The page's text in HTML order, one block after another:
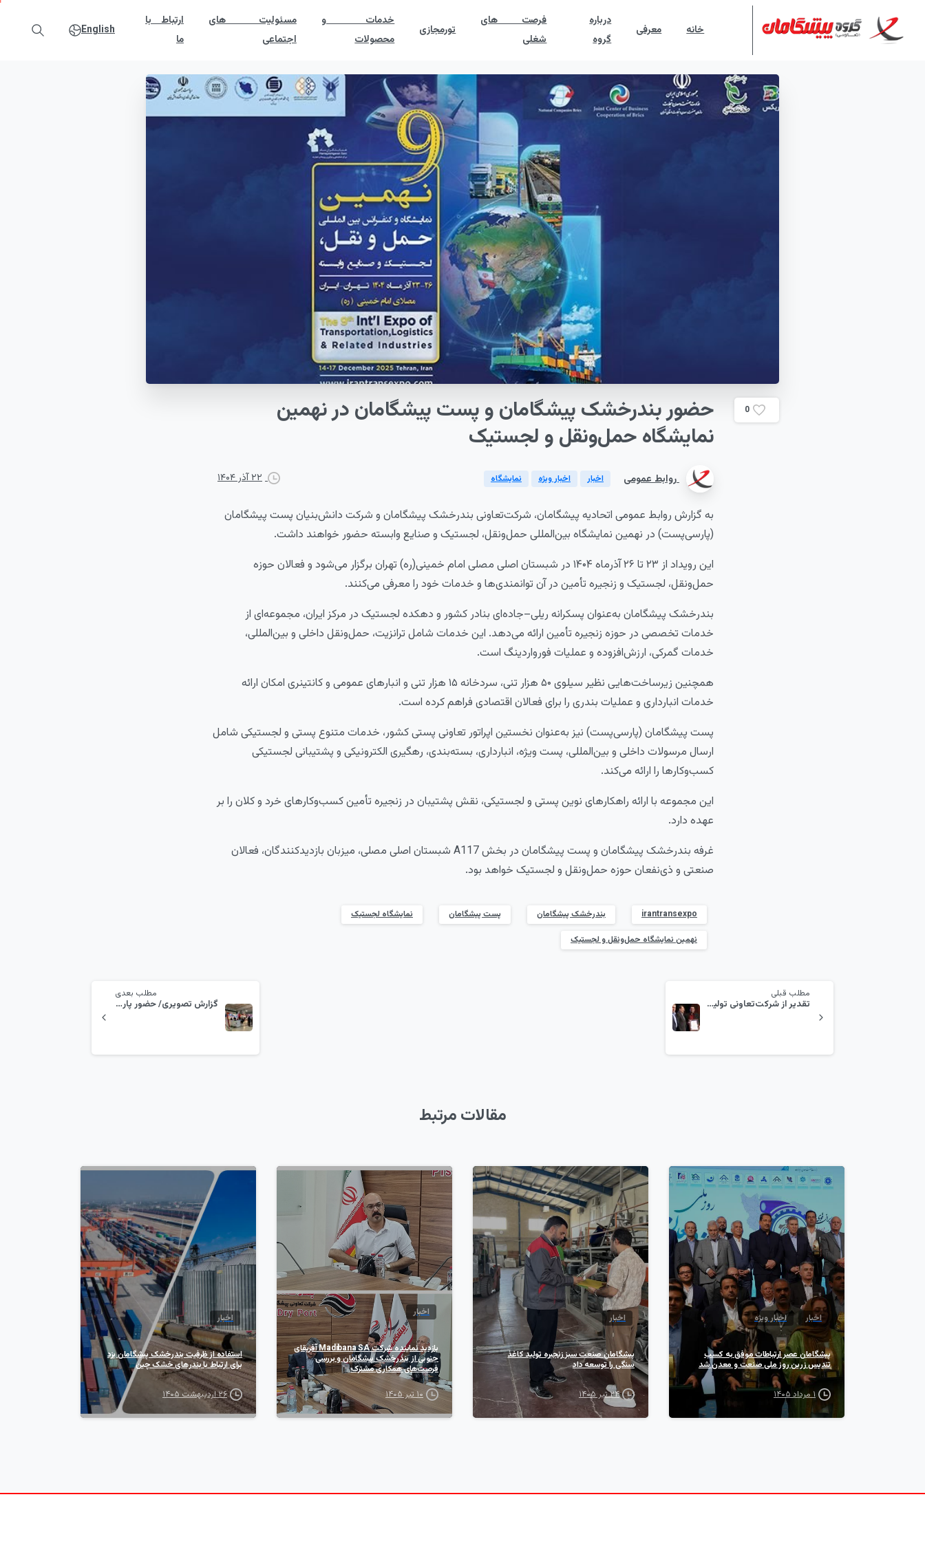
خانه معرفی
درباره
گروه
فرصت های
شغلی
تورمجازی
خدمات و
محصولات
مسئولیت های
اجتماعی
ارتباط با
ما
English
0 حضوربندرخشکپیشگامانوپستپیشگاماندرنهمین
نمایشگاهحمل‌ونقلو لجستیک
روابط عمومی اخبار اخبار ویژه نمایشگاه ۲۲ آذر ۱۴۰۴
به گزارش روابط‌ عمومی اتحادیه پیشگامان، شرکت‌تعاونی بندرخشک پیشگامان و شرکت دانش‌بنیان پست پیشگامان
(پارسی‌پست) در نهمین نمایشگاه بین‌المللی حمل‌ونقل، لجستیک و صنایع وابسته حضور خواهند داشت.
این رویداد از ۲۳ تا ۲۶ آذرماه ۱۴۰۴ در شبستان اصلی مصلی امام خمینی(ره) تهران برگزار می‌شود و فعالان حوزه
حمل‌ونقل، لجستیک و زنجیره تأمین در آن توانمندی‌ها و خدمات خود را معرفی می‌کنند.
بندرخشک پیشگامان به‌عنوان پسکرانه ریلی–جاده‌ای بنادر کشور و دهکده لجستیک در مرکز ایران، مجموعه‌ای از
خدمات تخصصی در حوزه زنجیره تأمین ارائه می‌دهد. این خدمات شامل ترانزیت، حمل‌ونقل داخلی و بین‌المللی،
خدمات گمرکی، ارزش‌افزوده و عملیات فورواردینگ است.
همچنین زیرساخت‌هایی نظیر سیلوی ۵۰ هزار تنی، سردخانه ۱۵ هزار تنی و انبارهای عمومی و کانتینری امکان ارائه
خدمات انبارداری و عملیات بندری را برای فعالان اقتصادی فراهم کرده است.
پست پیشگامان (پارسی‌پست) نیز به‌عنوان نخستین اپراتور تعاونی پستی کشور، خدمات متنوع پستی و لجستیکی شامل
ارسال مرسولات داخلی و بین‌المللی، پست ویژه، انبارداری، بسته‌بندی، رهگیری الکترونیکی و پشتیبانی لجستیکی
کسب‌وکارها را ارائه می‌کند.
این مجموعه با ارائه راهکارهای نوین پستی و لجستیکی، نقش پشتیبان در زنجیره تأمین کسب‌وکارهای خرد و کلان را بر
عهده دارد.
غرفه بندرخشک پیشگامان و پست پیشگامان در بخش A117 شبستان اصلی مصلی، میزبان بازدیدکنندگان، فعالان
صنعتی و ذی‌نفعان حوزه حمل‌ونقل و لجستیک خواهد بود.
irantransexpo بندرخشک پیشگامان پست پیشگامان نمایشگاه لجستیک
نهمین نمایشگاه حمل‌ونقل و لجستیک
مطلب قبلی
تقدیر از شرکت‌تعاونی تولیدی پیشگامان عصر ارتباطات در همایش ملی SME100
مطلب بعدی
گزارش تصویری/ حضور پارسی پست و بندرخشک پیشگامان در نهمین نمایشگاه حمل‌ونقل و لجستیک
مقالات مرتبط
1
اخبار اخبار ویژه
پیشگامان عصر ارتباطات موفق به کسب
تندیس زرین روز ملی صنعت و معدن شد
۱ مرداد ۱۴۰۵
7
اخبار
پیشگامان صنعت سبز زنجیره تولید کاغذ
سنگی را توسعه داد
۲۴ تیر ۱۴۰۵
اخبار
بازدید نماینده شرکت Madibana SA آفریقای
جنوبی از بندرخشک پیشگامان و بررسی
فرصت‌های همکاری مشترک
۱۰ تیر ۱۴۰۵
اخبار
استفاده از ظرفیت بندرخشک پیشگامان یزد
برای ارتباط با بندر‌های خشک چین
۲۶ اردیبهشت ۱۴۰۵